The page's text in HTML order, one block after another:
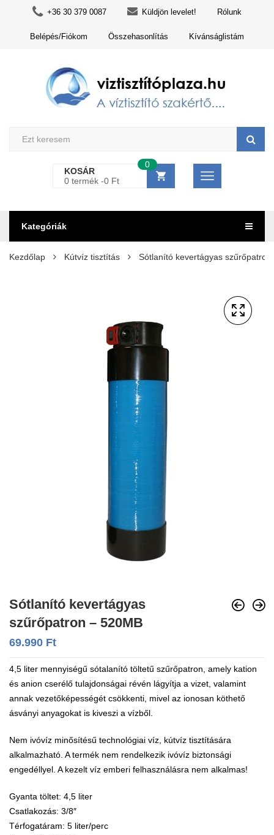
+36 30 379 0087 Küldjön levelet! Rólunk
Belépés/Fiókom Összehasonlítás Kívánságlistám
KOSÁR
0 termék -0 Ft
0
Kategóriák
Kezdőlap Kútvíz tisztítás Sótlanító kevertágyas szűrőpatron
Sótlanító kevertágyas
szűrőpatron – 520MB
69.990 Ft
4,5 liter mennyiségű sótalanító töltetű szűrőpatron, amely kation
és anion cserélő tulajdonságai révén lágyítja a vizet, valamint
annak vezetőképességét csökkenti, mivel az ionosan köthető
ásványi anyagokat is kiveszi a vízből.
Nem ivóvíz minősítésű technológiai víz, kútvíz tisztítására
alkalmazható. A termék nem rendelkezik ivóvíz biztonsági
engedéllyel. A kezelt víz emberi felhasználásra nem alkalmas!
Gyanta töltet: 4,5 liter
Csatlakozás: 3/8″
Térfogatáram: 5 liter/perc